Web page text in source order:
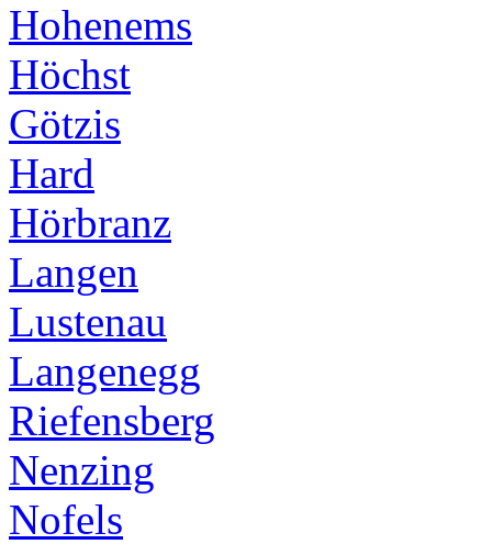
Hohenems
Höchst
Götzis
Hard
Hörbranz
Langen
Lustenau
Langenegg
Riefensberg
Nenzing
Nofels